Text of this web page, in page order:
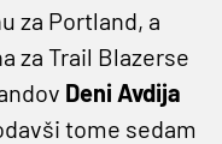
za Portland, a
za Trail Blazerse
Deni Avdija
tome sedam